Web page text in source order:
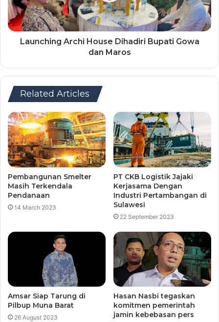
Launching Archi House Dihadiri Bupati Gowa
dan Maros
Related Articles
Pembangunan Smelter
Masih Terkendala
Pendanaan
14 March 2023
PT CKB Logistik Jajaki
Kerjasama Dengan
Industri Pertambangan di
Sulawesi
22 September 2023
Amsar Siap Tarung di
Pilbup Muna Barat
26 August 2023
Hasan Nasbi tegaskan
komitmen pemerintah
jamin kebebasan pers